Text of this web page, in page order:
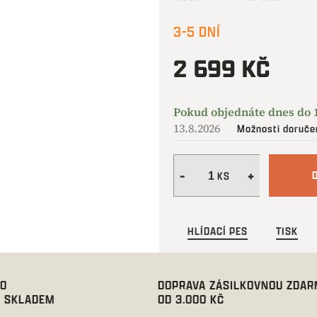
3-5 DNÍ
2 699 KČ
cena:
13.8.2026 Možnosti
HLÍDACÍ PES TISK
SKLADEM
DOPRAVA ZÁSILKOVNOU
OD 3.000 KČ